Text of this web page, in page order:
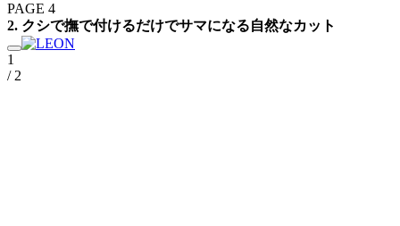
PAGE 4
2. クシで撫で付けるだけでサマになる自然なカット
1
/ 2